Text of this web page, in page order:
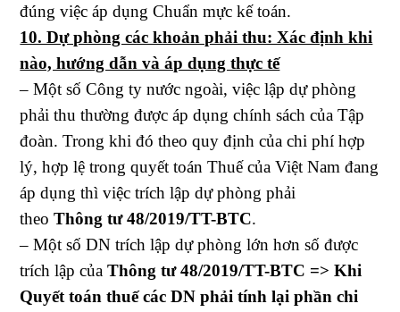
đúng việc áp dụng Chuẩn mực kế toán.
10. Dự phòng các khoản phải thu: Xác định khi
nào, hướng dẫn và áp dụng thực tế
– Một số Công ty nước ngoài, việc lập dự phòng
phải thu thường được áp dụng chính sách của Tập
đoàn. Trong khi đó theo quy định của chi phí hợp
lý, hợp lệ trong quyết toán Thuế của Việt Nam đang
áp dụng thì việc trích lập dự phòng phải
theoThông tư 48/2019/TT-BTC.
– Một số DN trích lập dự phòng lớn hơn số được
trích lập củaThông tư 48/2019/TT-BTC => Khi
Quyết toán thuế các DN phải tính lại phần chi